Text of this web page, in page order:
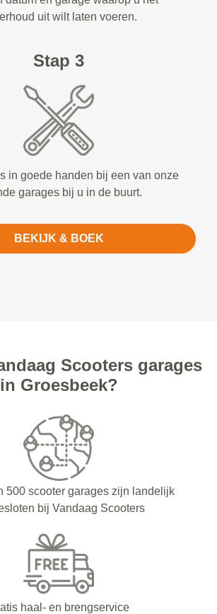
uit wilt laten voeren.
Stap 3
in goede handen bij een van onze
garages bij u in de buurt.
BEKIJK & BOEK
Scooters garages
in Groesbeek?
500 scooter garages zijn landelijk
bij Vandaag Scooters
haal- en brengservice